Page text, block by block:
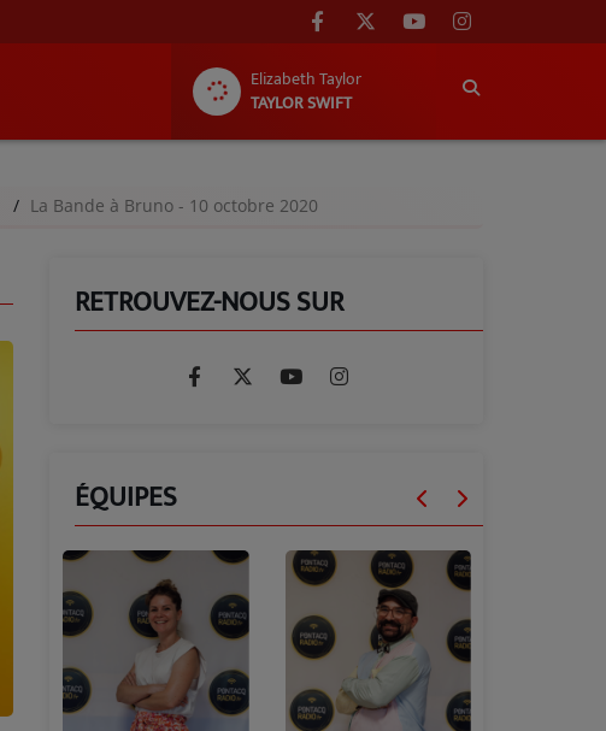
Elizabeth Taylor
TAYLOR SWIFT
La Bande à Bruno - 10 octobre 2020
RETROUVEZ-NOUS SUR
ÉQUIPES